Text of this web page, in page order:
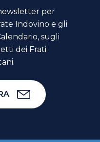
per
Indovino e gli
sugli
dei Frati